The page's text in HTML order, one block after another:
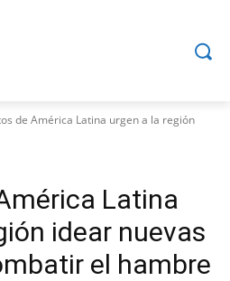
de América Latina urgen a la región
Latina
idear nuevas
el hambre